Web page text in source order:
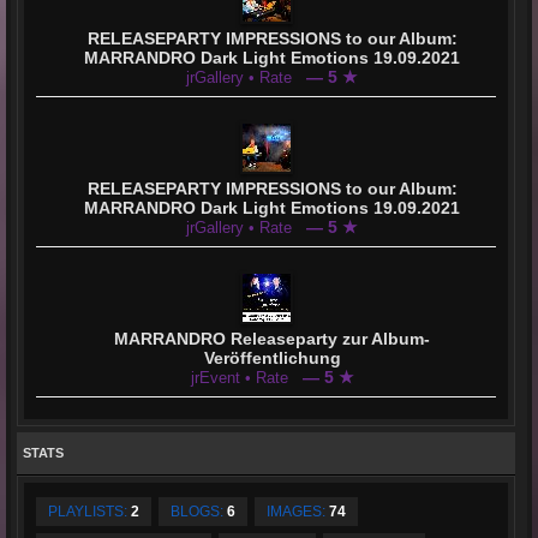
RELEASEPARTY IMPRESSIONS to our Album:
MARRANDRO Dark Light Emotions 19.09.2021
jrGallery • Rate — 5 ★
RELEASEPARTY IMPRESSIONS to our Album:
MARRANDRO Dark Light Emotions 19.09.2021
jrGallery • Rate — 5 ★
MARRANDRO Releaseparty zur Album-
Veröffentlichung
jrEvent • Rate — 5 ★
STATS
PLAYLISTS: 2 BLOGS: 6 IMAGES: 74